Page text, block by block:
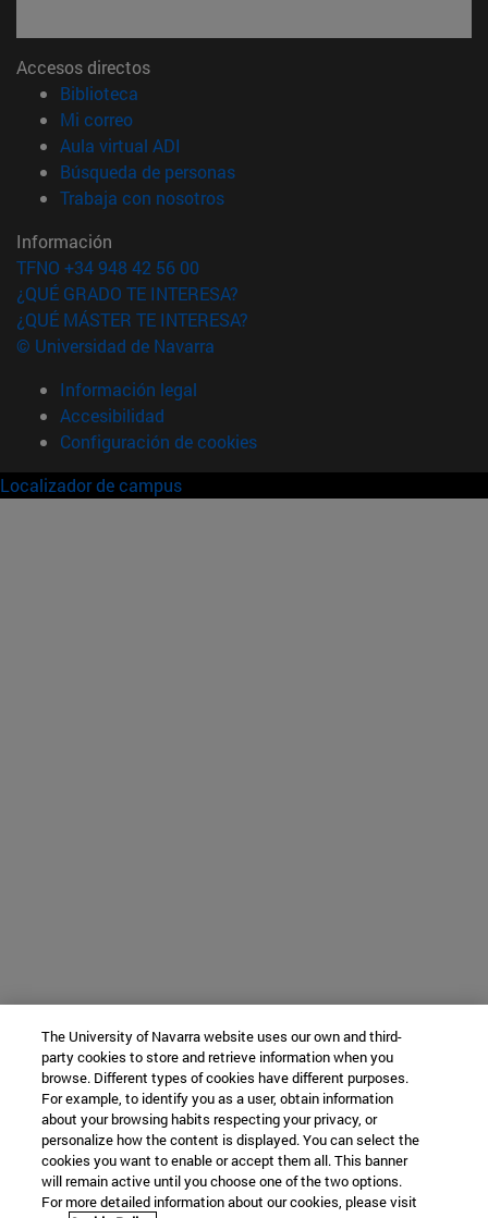
Accesos directos
Biblioteca
Mi correo(abre en nueva ventana)
Aula virtual ADI
Búsqueda de personas(abre en nueva ventana)
Trabaja con nosotros(abre en nueva ventana)
Información
TFNO +34 948 42 56 00
¿QUÉ GRADO TE INTERESA?
¿QUÉ MÁSTER TE INTERESA?
© Universidad de Navarra
Información legal
Accesibilidad
Configuración de cookies
Localizador de campus
The University of Navarra website uses our own and third-
party cookies to store and retrieve information when you
browse. Different types of cookies have different purposes.
For example, to identify you as a user, obtain information
about your browsing habits respecting your privacy, or
personalize how the content is displayed. You can select the
cookies you want to enable or accept them all. This banner
will remain active until you choose one of the two options.
For more detailed information about our cookies, please visit